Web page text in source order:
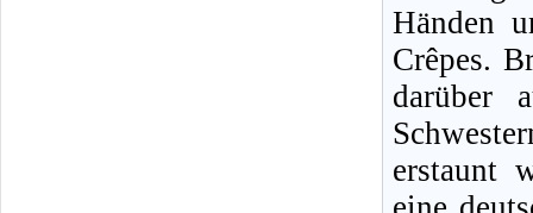
Händen
Crêpes.
darüber
erstaunt